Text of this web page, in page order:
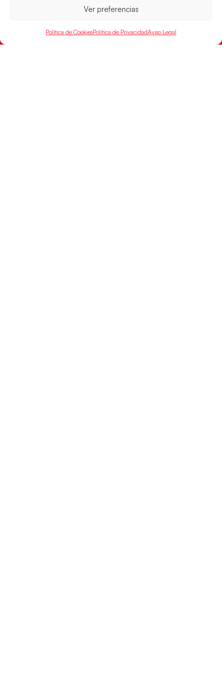
Ver preferencias
Política de CookiesPolítica de PrivacidadAviso Legal